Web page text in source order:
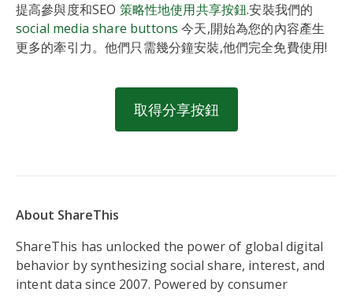
提高參與度和SEO 策略性地使用共享按鈕.安裝我們的
social media share buttons 今天,開始為您的內容產生
更多的牽引力。他們只需幾分鐘安裝,他們完全免費使用!
取得分享按鈕
About ShareThis
ShareThis has unlocked the power of global digital
behavior by synthesizing social share, interest, and
intent data since 2007. Powered by consumer